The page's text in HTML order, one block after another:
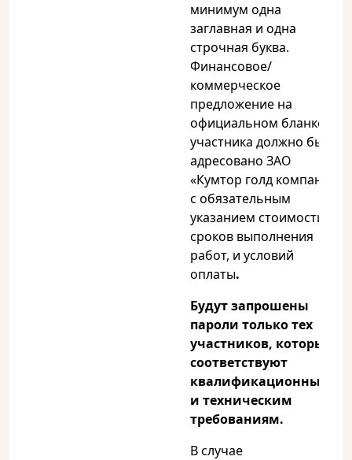
минимум одна
заглавная и одна
строчная буква.
Финансовое/
коммерческое
предложение на
официальном бланке
участника должно быть
адресовано ЗАО
«Кумтор голд компани»,
с обязательным
указанием стоимости,
сроков выполнения
работ, и условий
оплаты.
Будут запрошены
пароли только тех
участников, которые
соответствуют
квалификационным
и техническим
требованиям.
В случае